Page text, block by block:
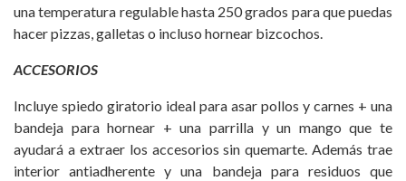
una temperatura regulable hasta 250 grados para que puedas
hacer pizzas, galletas o incluso hornear bizcochos.
ACCESORIOS
Incluye spiedo giratorio ideal para asar pollos y carnes + una
bandeja para hornear + una parrilla y un mango que te
ayudará a extraer los accesorios sin quemarte. Además trae
interior antiadherente y una bandeja para residuos que